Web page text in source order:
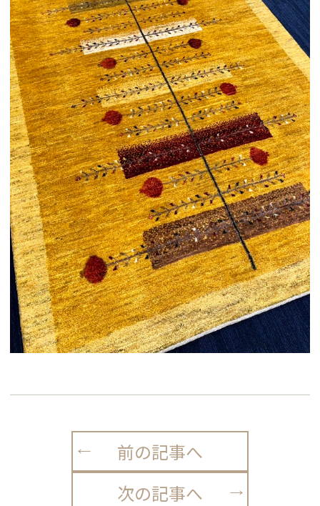
前の記事へ
次の記事へ